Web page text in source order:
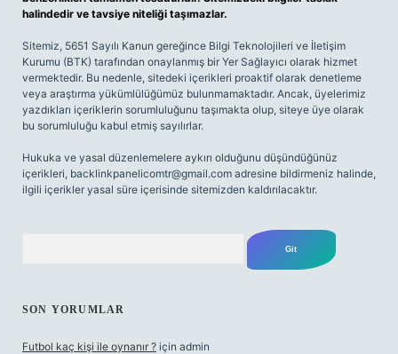
halindedir ve tavsiye niteliği taşımazlar.
Sitemiz, 5651 Sayılı Kanun gereğince Bilgi Teknolojileri ve İletişim
Kurumu (BTK) tarafından onaylanmış bir Yer Sağlayıcı olarak hizmet
vermektedir. Bu nedenle, sitedeki içerikleri proaktif olarak denetleme
veya araştırma yükümlülüğümüz bulunmamaktadır. Ancak, üyelerimiz
yazdıkları içeriklerin sorumluluğunu taşımakta olup, siteye üye olarak
bu sorumluluğu kabul etmiş sayılırlar.
Hukuka ve yasal düzenlemelere aykırı olduğunu düşündüğünüz
içerikleri, backlinkpanelicomtr@gmail.com adresine bildirmeniz halinde,
ilgili içerikler yasal süre içerisinde sitemizden kaldırılacaktır.
SON YORUMLAR
Futbol kaç kişi ile oynanır ? için admin